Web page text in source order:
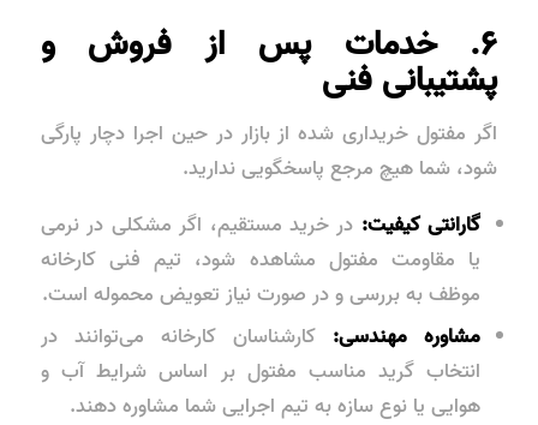
۶. خدمات پس از فروش و
پشتیبانی فنی
اگر مفتول خریداری شده از بازار در حین اجرا دچار پارگی
شود، شما هیچ مرجع پاسخگویی ندارید.
گارانتی کیفیت: در خرید مستقیم، اگر مشکلی در نرمی
یا مقاومت مفتول مشاهده شود، تیم فنی کارخانه
موظف به بررسی و در صورت نیاز تعویض محموله است.
مشاوره مهندسی: کارشناسان کارخانه می‌توانند در
انتخاب گرید مناسب مفتول بر اساس شرایط آب و
هوایی یا نوع سازه به تیم اجرایی شما مشاوره دهند.